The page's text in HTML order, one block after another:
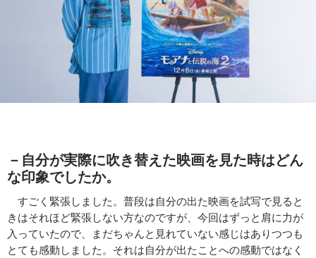
－自分が実際に吹き替えた映画を見た時はどん
な印象でしたか。
すごく緊張しました。普段は自分の出た映画を試写で見ると
きはそれほど緊張しない方なのですが、今回はずっと肩に力が
入っていたので、まだちゃんと見れていない感じはありつつも
とても感動しました。それは自分が出たことへの感動ではなく